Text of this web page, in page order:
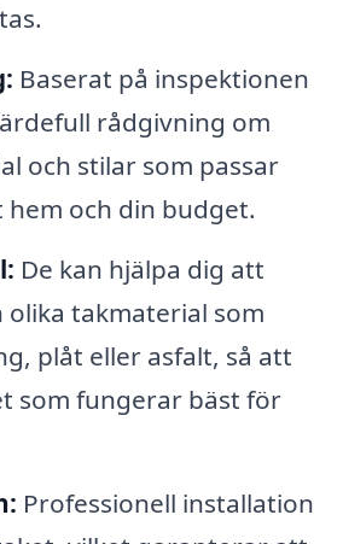
Baserat på inspektionen
rådgivning om
och stilar som passar
och din budget.
De kan hjälpa dig att
olika takmaterial som
plåt eller asfalt, så att
som fungerar bäst för
Professionell installation